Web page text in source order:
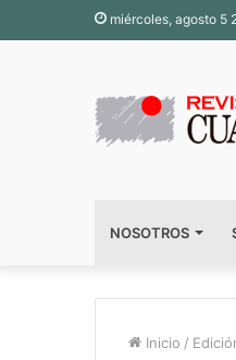
miércoles, agosto 5
NOSOTROS
Inicio /